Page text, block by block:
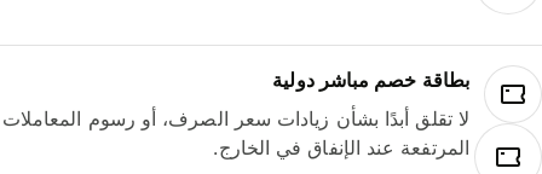
بطاقة خصم مباشر دولية
لا تقلق أبدًا بشأن زيادات سعر الصرف، أو رسوم المعاملات
المرتفعة عند الإنفاق في الخارج.